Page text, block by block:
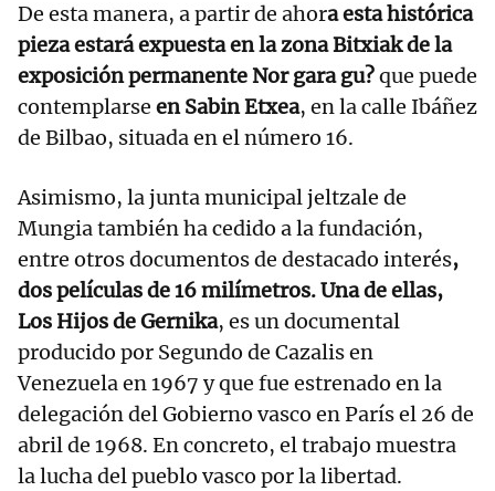
De esta manera, a partir de ahora esta histórica
pieza estará expuesta en la zona Bitxiak de la
exposición permanente Nor gara gu?que puede
contemplarse en Sabin Etxea, en la calle Ibáñez
de Bilbao, situada en el número 16.
Asimismo, la junta municipal jeltzale de
Mungia también ha cedido a la fundación,
entre otros documentos de destacado interés,
dos películas de 16 milímetros. Una de ellas,
Los Hijos de Gernika, es un documental
producido por Segundo de Cazalis en
Venezuela en 1967 y que fue estrenado en la
delegación del Gobierno vasco en París el 26 de
abril de 1968. En concreto, el trabajo muestra
la lucha del pueblo vasco por la libertad.